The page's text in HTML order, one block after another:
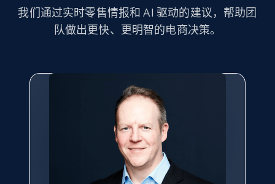
URL, Product id, Title, Seller name, Seller rating,
Seller reviews, Breadcrumbs, Root category, and
eBay - Gather data on products using
URL, Product id, Title, Seller name, Seller rating,
我们通过实时零售情报和 AI 驱动的建议，帮助团
队做出更快、更明智的电商决策。